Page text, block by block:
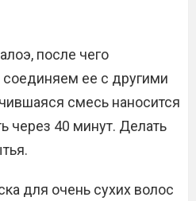
после чего
соединяем ее с другими
смесь наносится
через 40 минут. Делать
для очень сухих волос